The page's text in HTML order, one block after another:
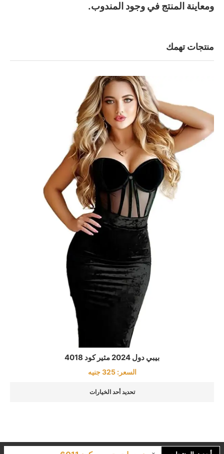
ومعاينة المنتج في وجود المندوب.
منتجات تهمك
بيبي دول 2024 مثير كود 4018
السعر:325 جنيه
تحديد أحد الخيارات